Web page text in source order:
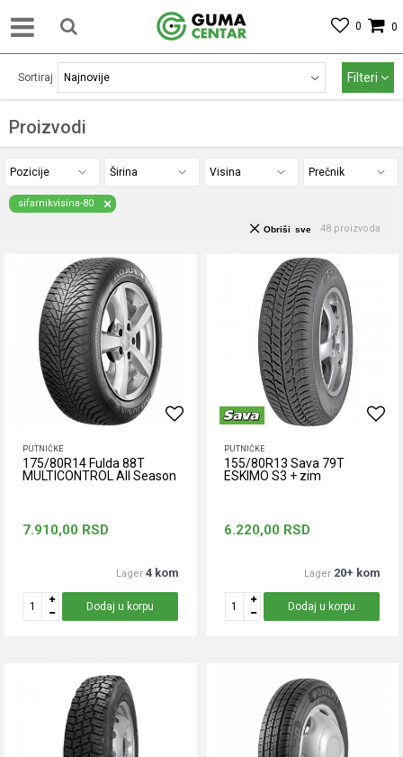
0
0
Proizvodi
Sortiraj Filteri
Pozicije Širina Visina Prečnik
sifarnikvisina-80
48 proizvoda
Obriši sve
PUTNIČKE
175/80R14 Fulda 88T
MULTICONTROL All Season
7.910,00 RSD
Lager 4 kom
Dodaj u korpu
PUTNIČKE
155/80R13 Sava 79T
ESKIMO S3 + zim
6.220,00 RSD
Lager 20+ kom
Dodaj u korpu